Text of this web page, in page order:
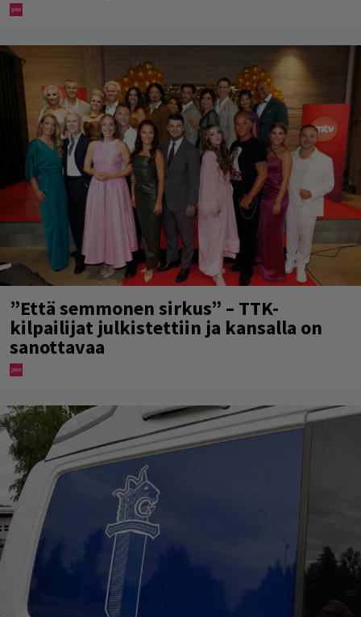
”Että semmonen sirkus” – TTK-
kilpailijat julkistettiin ja kansalla on
sanottavaa